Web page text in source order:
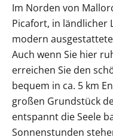
Im Norden von
Picafort, in ländlicher
modern
Auch wenn Sie hier
erreichen Sie den
bequem in ca. 5 km
großen Grundstück
entspannt die Seele
Sonnenstunden